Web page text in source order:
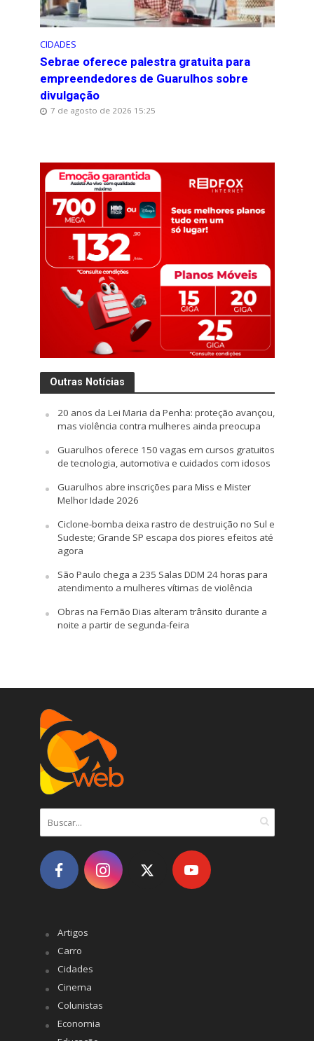
CIDADES
Sebrae oferece palestra gratuita para
empreendedores de Guarulhos sobre
divulgação
7 de agosto de 2026 15:25
Outras Notícias
20 anos da Lei Maria da Penha: proteção avançou,
mas violência contra mulheres ainda preocupa
Guarulhos oferece 150 vagas em cursos gratuitos
de tecnologia, automotiva e cuidados com idosos
Guarulhos abre inscrições para Miss e Mister
Melhor Idade 2026
Ciclone-bomba deixa rastro de destruição no Sul e
Sudeste; Grande SP escapa dos piores efeitos até
agora
São Paulo chega a 235 Salas DDM 24 horas para
atendimento a mulheres vítimas de violência
Obras na Fernão Dias alteram trânsito durante a
noite a partir de segunda-feira
Artigos
Carro
Cidades
Cinema
Colunistas
Economia